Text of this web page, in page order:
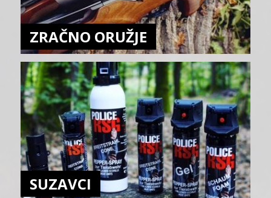
ZRAČNO ORUŽJE
SUZAVCI